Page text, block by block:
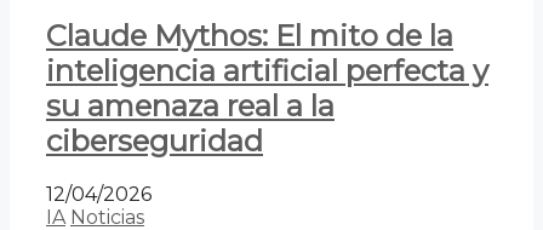
Claude Mythos: El mito de la
inteligencia artificial perfecta y
su amenaza real a la
ciberseguridad
12/04/2026
IA Noticias